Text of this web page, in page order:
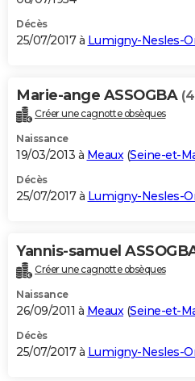
Décès
25/07/2017 à Lumigny-Nesles-
Marie-ange ASSOGBA
Créer une cagnotte obsèques
Naissance
19/03/2013 à Meaux(Seine-et-
Décès
25/07/2017 à Lumigny-Nesles-
Yannis-samuel
Créer une cagnotte obsèques
Naissance
26/09/2011 à Meaux(Seine-et-
Décès
25/07/2017 à Lumigny-Nesles-